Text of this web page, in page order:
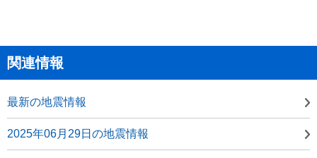
関連情報
最新の地震情報
2025年06月29日の地震情報